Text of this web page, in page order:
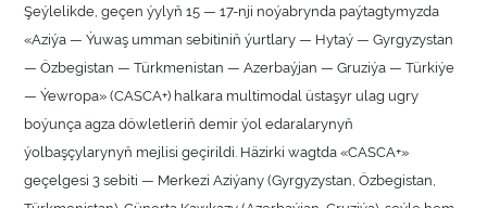
Şeýlelikde, geçen ýylyň 15 — 17-nji noýabrynda paýtagtymyzda
«Aziýa — Ýuwaş umman sebitiniň ýurtlary — Hytaý — Gyrgyzystan
— Özbegistan — Türkmenistan — Azerbaýjan — Gruziýa — Türkiýe
— Ýewropa» (CASCA+) halkara multimodal üstaşyr ulag ugry
boýunça agza döwletleriň demir ýol edaralarynyň
ýolbaşçylarynyň mejlisi geçirildi. Häzirki wagtda «CASCA+»
geçelgesi 3 sebiti — Merkezi Aziýany (Gyrgyzystan, Özbegistan,